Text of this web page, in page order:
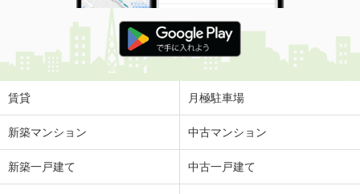
賃貸 月極駐車場
新築マンション 中古マンション
新築一戸建て 中古一戸建て